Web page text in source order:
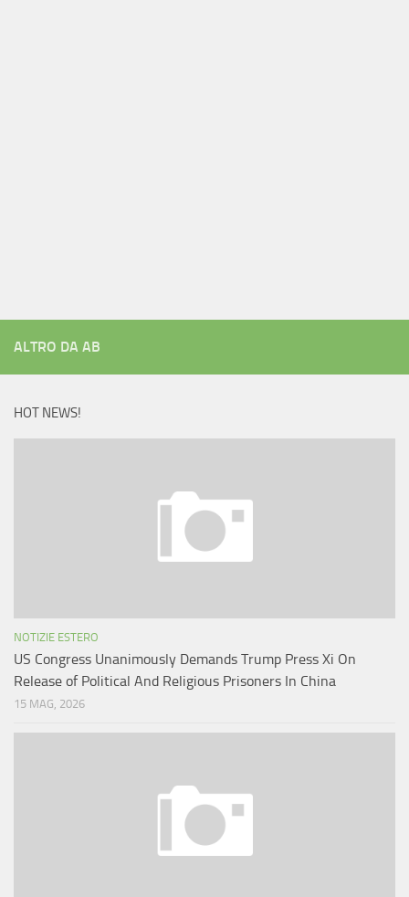
ALTRO DA AB
HOT NEWS!
NOTIZIE ESTERO
US Congress Unanimously Demands Trump Press Xi On
Release of Political And Religious Prisoners In China
15 MAG, 2026